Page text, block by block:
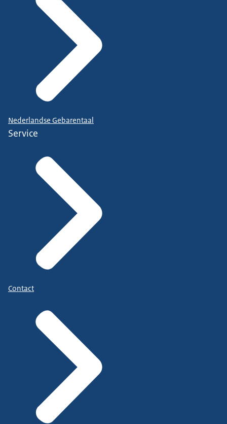
Nederlandse Gebarentaal
Service
Contact